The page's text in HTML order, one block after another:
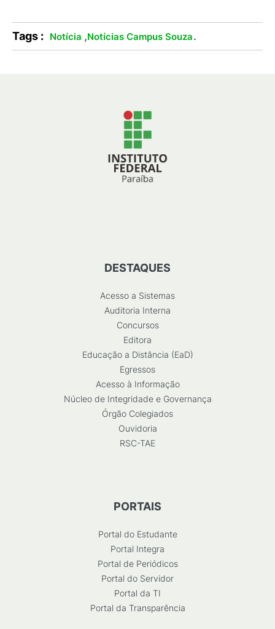
Tags : Notícia ,Notícias Campus Souza.
DESTAQUES
Acesso a Sistemas
Auditoria Interna
Concursos
Editora
Educação a Distância (EaD)
Egressos
Acesso à Informação
Núcleo de Integridade e Governança
Órgão Colegiados
Ouvidoria
RSC-TAE
PORTAIS
Portal do Estudante
Portal Integra
Portal de Periódicos
Portal do Servidor
Portal da TI
Portal da Transparência